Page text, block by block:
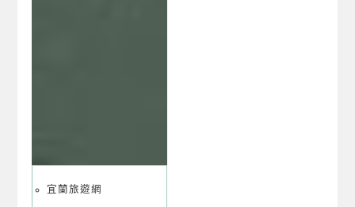
宜蘭旅遊網